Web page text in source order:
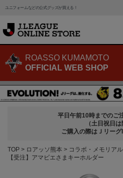
ユニフォームなどの公式グッズが買える！
ROASSO KUMAMOTO
OFFICIAL WEB SHOP
平日午前10時までのご
（土日祝日は
ご購入の際はＪリーグ
TOP ロアッソ熊本
コラボ・メモリア
【受注】アマビエさまキーホルダー